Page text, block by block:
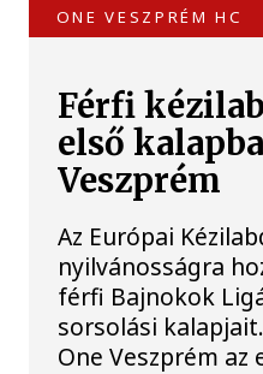
ONE VESZPRÉM HC
Férfi
első
Veszprém
Az Európai
nyilvánosságra
férfi Bajnokok
sorsolási
One Veszprém az